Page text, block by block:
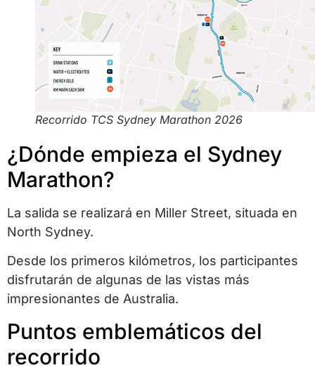
Recorrido TCS Sydney Marathon 2026
¿Dónde empieza el Sydney
Marathon?
La salida se realizará en Miller Street, situada en
North Sydney.
Desde los primeros kilómetros, los participantes
disfrutarán de algunas de las vistas más
impresionantes de Australia.
Puntos emblemáticos del
recorrido